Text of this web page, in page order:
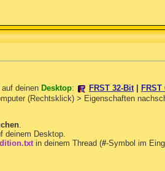
auf deinen Desktop: FRST 32-Bit
FRST
(Rechtsklick) > Eigenschaften
.
deinem Desktop.
in deinem Thread (#-Symbol im